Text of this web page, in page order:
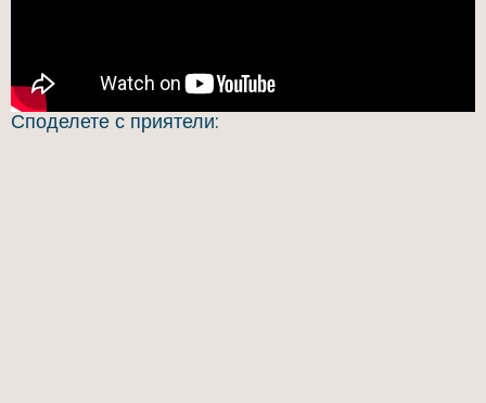
Споделете с приятели: